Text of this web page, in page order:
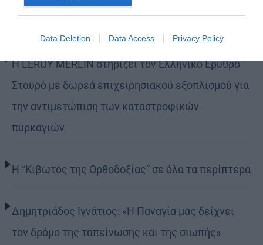
Data Deletion Data Access Privacy Policy
Τελευταία άρθρα
Η LEROY MERLIN στηρίζει τον Ελληνικό Ερυθρό
Σταυρό με δωρεά επιχειρησιακού εξοπλισμού για
την αντιμετώπιση των καταστροφικών
πυρκαγιών
Η “Κιβωτός της Ορθοδοξίας” σε όλα τα περίπτερα
Δημητριάδος Ιγνάτιος: «Η Παναγία μας δείχνει
τον δρόμο της ταπείνωσης και της σιωπής»